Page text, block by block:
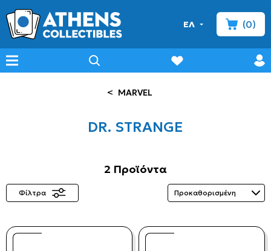
ΕΛ
minicart
(0)
menu search wishlist
< MARVEL
DR. STRANGE
2 Προϊόντα
Φίλτρα